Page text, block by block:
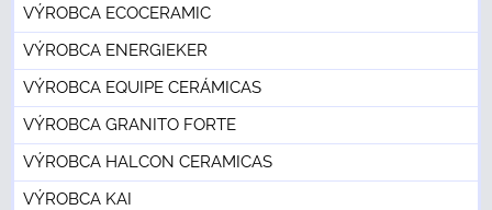
VÝROBCA ECOCERAMIC
VÝROBCA ENERGIEKER
VÝROBCA EQUIPE CERÁMICAS
VÝROBCA GRANITO FORTE
VÝROBCA HALCON CERAMICAS
VÝROBCA KAI